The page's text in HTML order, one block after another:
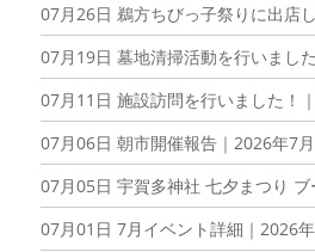
07月26日 鵜方ちびっ子祭りに出店し
07月19日 墓地清掃活動を行いまし
07月11日 施設訪問を行いました！
07月06日 朝市開催報告｜2026年7
07月05日 宇賀多神社 七夕まつり ブース
07月01日 7月イベント詳細｜2026